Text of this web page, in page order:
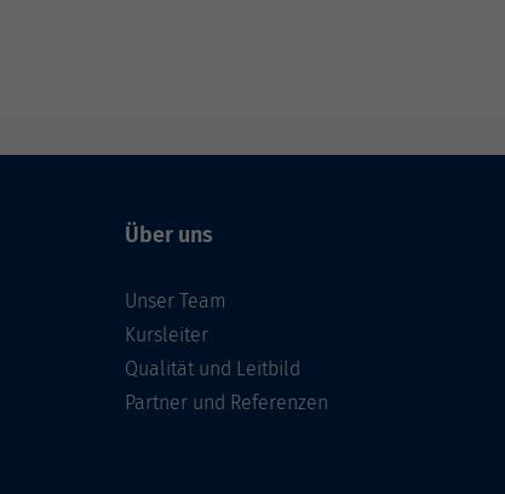
Über uns
Unser Team
Kursleiter
Qualität und Leitbild
Partner und Referenzen